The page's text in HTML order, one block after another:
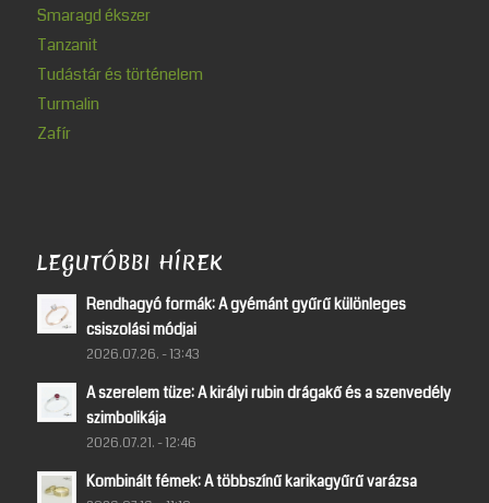
Smaragd ékszer
Tanzanit
Tudástár és történelem
Turmalin
Zafír
LEGUTÓBBI HÍREK
Rendhagyó formák: A gyémánt gyűrű különleges
csiszolási módjai
2026.07.26. - 13:43
A szerelem tüze: A királyi rubin drágakő és a szenvedély
szimbolikája
2026.07.21. - 12:46
Kombinált fémek: A többszínű karikagyűrű varázsa